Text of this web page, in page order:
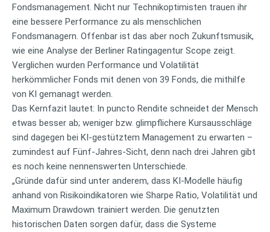
Fondsmanagement. Nicht nur Technikoptimisten trauen ihr
eine bessere Performance zu als menschlichen
Fondsmanagern. Offenbar ist das aber noch Zukunftsmusik,
wie eine Analyse der Berliner Ratingagentur Scope zeigt.
Verglichen wurden Performance und Volatilität
herkömmlicher Fonds mit denen von 39 Fonds, die mithilfe
von KI gemanagt werden.
Das Kernfazit lautet: In puncto Rendite schneidet der Mensch
etwas besser ab; weniger bzw. glimpflichere Kursausschläge
sind dagegen bei KI-gestütztem Management zu erwarten –
zumindest auf Fünf-Jahres-Sicht, denn nach drei Jahren gibt
es noch keine nennenswerten Unterschiede.
„Gründe dafür sind unter anderem, dass KI-Modelle häufig
anhand von Risikoindikatoren wie Sharpe Ratio, Volatilität und
Maximum Drawdown trainiert werden. Die genutzten
historischen Daten sorgen dafür, dass die Systeme